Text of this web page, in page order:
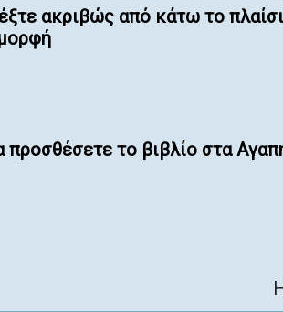
ακριβώς από κάτω το
το βιβλίο στα